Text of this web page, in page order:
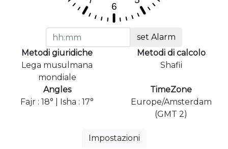
set Alarm
Metodi giuridiche
Lega musulmana
mondiale
Metodi di calcolo
Shafii
Angles
Fajr : 18° | Isha : 17°
TimeZone
Europe/Amsterdam
(GMT 2)
Impostazioni